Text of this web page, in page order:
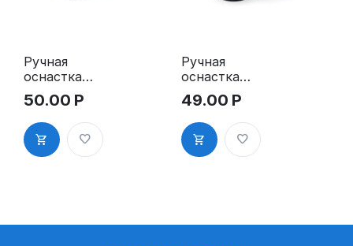
Ручная
оснастка
для печати -
"ТАБЛЕТКА"
НЭО, д. 40-
42 мм"
50.00 Р
Ручная
оснастка
для печати,
д.40-42 мм,
ручка
"СТАНДАРТ
""
49.00 Р